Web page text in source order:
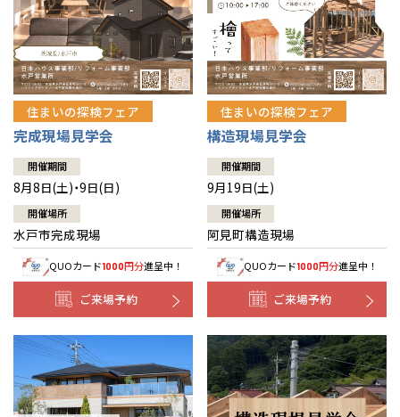
住まいの探検フェア
完成現場見学会
開催期間
8月8日(土)・9日(日)
開催場所
水戸市完成現場
QUOカード1000円分進呈中！
ご来場予約
住まいの探検フェア
構造現場見学会
開催期間
9月19日(土)
開催場所
阿見町構造現場
QUOカード1000円分進呈中！
ご来場予約